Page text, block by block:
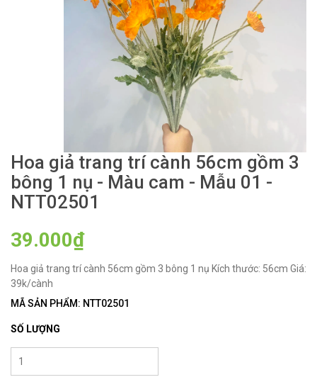
Hoa giả trang trí cành 56cm gồm 3
bông 1 nụ - Màu cam - Mẫu 01 -
NTT02501
39.000₫
Hoa giả trang trí cành 56cm gồm 3 bông 1 nụ Kích thước: 56cm Giá:
39k/cành
MÃ SẢN PHẨM: NTT02501
SỐ LƯỢNG